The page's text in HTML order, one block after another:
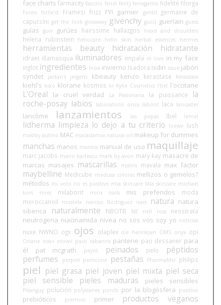
face charts farmacity fascino fendi fenty ferragamo fidelité filorga
Foreo forlle'd Framesi frizz FYI garnier gentil
germaine de
capuccini get the look giveaway givenchy gucci guerlain guess
guías guiv gurúes hairssime hallazgos head and shoulders
helena rubinstein heliocare hello skin herbal essences hermes
herramientas beauty hidratación hidratante
idraet illamasqua iluminadores impala in love in my face
inglot ingredientes Inoa invierno Isadora isdin issue jabón
syndet
jactan's jergens kbeauty kenzo kerastase Kérastase
kiehl's kiko klorane kosmos kr Kylie Cosmetics l'bel l'occitane
L'Oreal la cruel verdad La Pasionaria la puissance
la
roche-posay labios laboratorio once laborit laca lancaster
lancôme lanzamientos las pepas lbel lemel
lidherma limpieza lo dejo a tu criterio loewe lush
mabby autino MAC macadamia natural oil makeup for dummies
manchas manos mantra manual de uso maquillaje
marc jacobs mario badescu mark by avon mary kay masacre de
marcas masajes mascarillas matrix mavala max factor
maybelline Medicube medusa colores mellizos o gemelos?
métodos mi voto no es positivo mia skincare Mía skincare michael
kors
mies milaborit minx nails mis preferidos
moda
moroccanoil
mustela narciso Rodriguez nars natura natura
siberica
naturalmente NBOTB NE nell ross neostrata
neutrogena niacinamida nivea no sos vos soy yo noticias
nuxe NWNO ogx ojos olaplex ole henriksen OMS onyx opi
Orlane osis+ otowil paco rabanne pantene pao dessaner para
él
pat mcgrath payot peinados pelo
péptidos
perfumes
perpiel perricone pestañas PharmaMel philips
piel piel grasa piel joven piel mixta piel seca
piel sensible
pieles maduras pieles sensibles
Pitanguy polución polysianes ponds por la blogósfera positivo
prebióticos premios primer
productos veganos